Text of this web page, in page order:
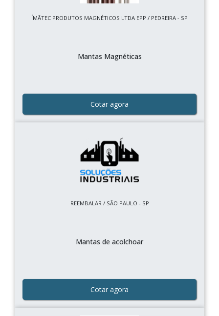
ÍMÃTEC PRODUTOS MAGNÉTICOS LTDA EPP / PEDREIRA - SP
Mantas Magnéticas
Cotar agora
REEMBALAR / SÃO PAULO - SP
Mantas de acolchoar
Cotar agora